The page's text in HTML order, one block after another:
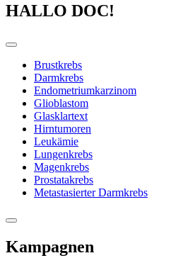
HALLO DOC!
Brustkrebs
Darmkrebs
Endometriumkarzinom
Glioblastom
Glasklartext
Hirntumoren
Leukämie
Lungenkrebs
Magenkrebs
Prostatakrebs
Metastasierter Darmkrebs
Kampagnen